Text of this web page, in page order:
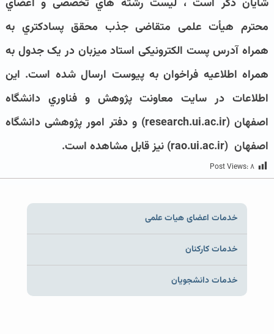
شایان ذکر است ، لیست رشته هاي تخصصی و اعضاي
محترم هیأت علمی متقاضی جذب محقق پسادکتري به
همراه آدرس پست الکترونیکی استاد میزبان در یک جدول به
همراه اطلاعیه فراخوان به پیوست ارسال شده است. این
اطلاعات در سایت معاونت پژوهش و فناوري دانشگاه
اصفهان(research.ui.ac.ir)
و دفتر امور پژوهشی دانشگاه
اصفهان (rao.ui.ac.ir) نیز قابل مشاهده است.
Post Views:۸
خدمات اعضای هیات علمی
خدمات کارکنان
خدمات دانشجویان